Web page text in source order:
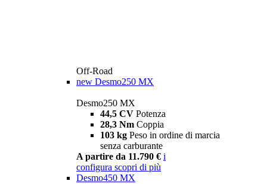
Off-Road
new Desmo250 MX
Desmo250 MX
44,5 CV Potenza
28,3 Nm Coppia
103 kg Peso in ordine di marcia
senza carburante
A partire da 11.790 € i
configura scopri di più
Desmo450 MX